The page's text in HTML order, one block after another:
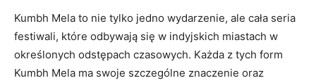
Kumbh Mela to nie tylko jedno wydarzenie, ale cała seria
festiwali, które odbywają się w indyjskich miastach w
określonych odstępach czasowych. Każda z tych form
Kumbh Mela ma swoje szczególne znaczenie oraz